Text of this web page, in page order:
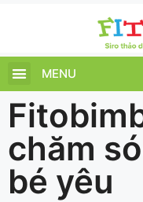
MENU
chăm
bé yêu